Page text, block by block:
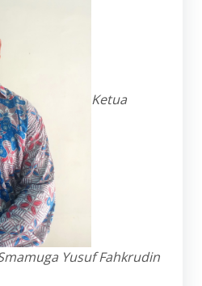
Ketua
Yusuf Fahkrudin